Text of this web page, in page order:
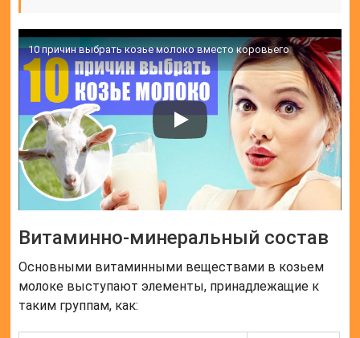
10 причин выбрать козье молоко вместо коровьего
Витаминно-минеральный состав
Основными витаминными веществами в козьем
молоке выступают элементы, принадлежащие к
таким группам, как: